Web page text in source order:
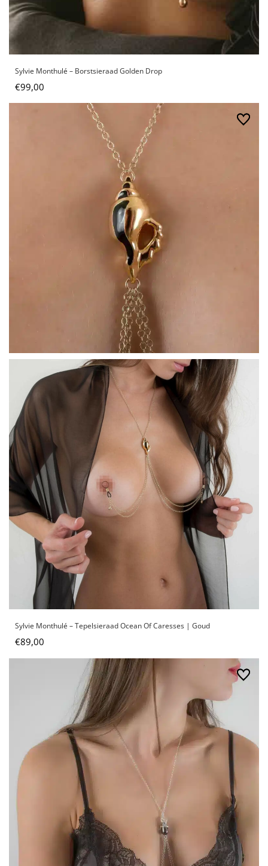
Sylvie Monthulé – Borstsieraad Golden Drop
€99,00
Sylvie Monthulé – Tepelsieraad Ocean Of Caresses | Goud
€89,00